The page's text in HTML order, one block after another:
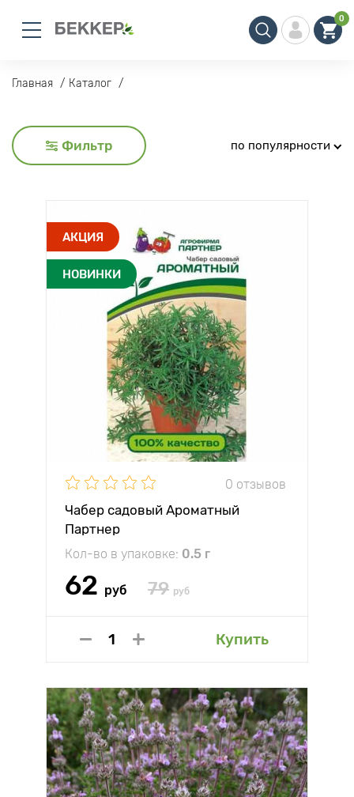
0
Главная Каталог
Фильтр по популярности
АКЦИЯ
НОВИНКИ
0 отзывов
Чабер садовый Ароматный
Партнер
Кол-во в упаковке: 0.5 г
62 руб 79 руб
Купить